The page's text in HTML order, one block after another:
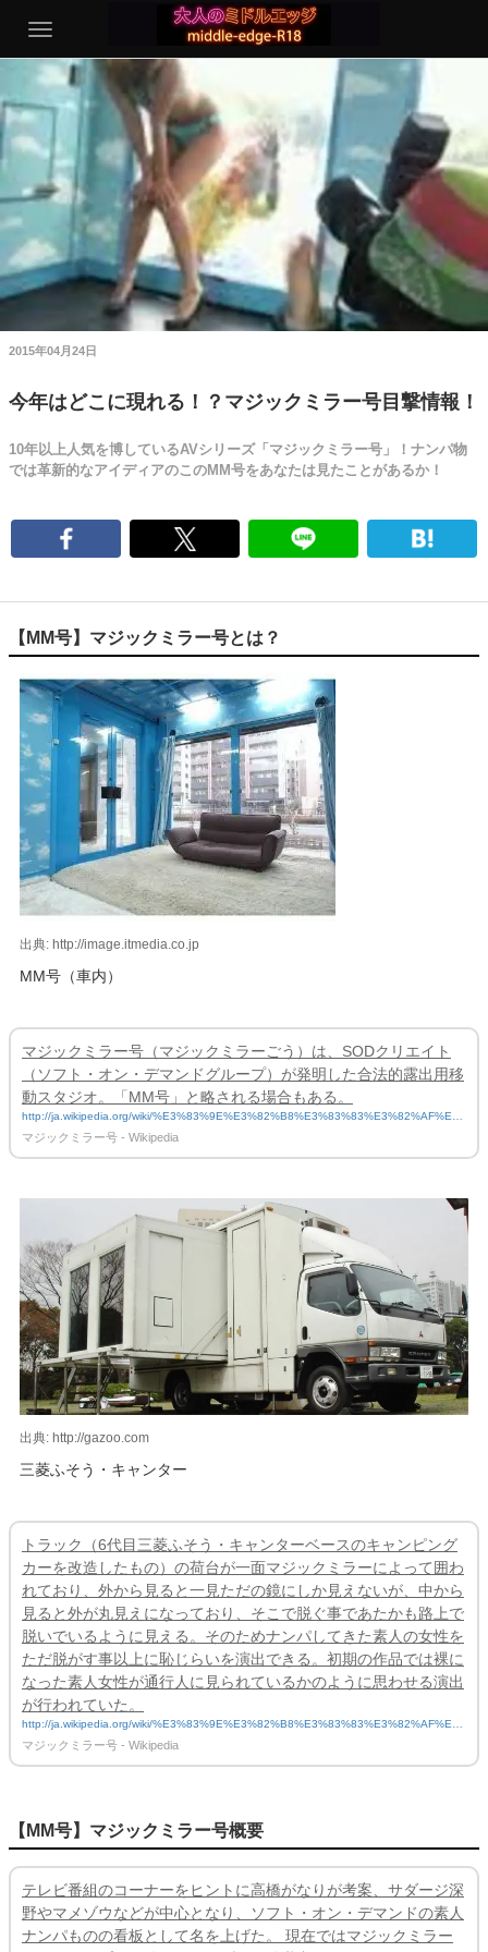
2015年04月24日
今年はどこに現れる！？マジックミラー号目撃情報！
10年以上人気を博しているAVシリーズ「マジックミラー号」！ナンパ物
では革新的なアイディアのこのMM号をあなたは見たことがあるか！
【MM号】マジックミラー号とは？
出典: http://image.itmedia.co.jp
MM号（車内）
マジックミラー号（マジックミラーごう）は、SODクリエイト
（ソフト・オン・デマンドグループ）が発明した合法的露出用移
動スタジオ。「MM号」と略される場合もある。
http://ja.wikipedia.org/wiki/%E3%83%9E%E3%82%B8%E3%83%83%E3%82%AF%E
3%83%9F%E3%83%A9%E3%83%BC%E5%8F%B7
マジックミラー号 - Wikipedia
出典: http://gazoo.com
三菱ふそう・キャンター
トラック（6代目三菱ふそう・キャンターベースのキャンピング
カーを改造したもの）の荷台が一面マジックミラーによって囲わ
れており、外から見ると一見ただの鏡にしか見えないが、中から
見ると外が丸見えになっており、そこで脱ぐ事であたかも路上で
脱いでいるように見える。そのためナンパしてきた素人の女性を
ただ脱がす事以上に恥じらいを演出できる。初期の作品では裸に
なった素人女性が通行人に見られているかのように思わせる演出
が行われていた。
http://ja.wikipedia.org/wiki/%E3%83%9E%E3%82%B8%E3%83%83%E3%82%AF%E
3%83%9F%E3%83%A9%E3%83%BC%E5%8F%B7
マジックミラー号 - Wikipedia
【MM号】マジックミラー号概要
テレビ番組のコーナーをヒントに高橋がなりが考案、サダージ深
野やマメゾウなどが中心となり、ソフト・オン・デマンドの素人
ナンパものの看板として名を上げた。 現在ではマジックミラー